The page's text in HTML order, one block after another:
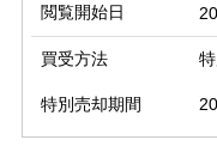
閲覧開始日
買受方法
特別売却期間